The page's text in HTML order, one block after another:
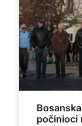
počinioci